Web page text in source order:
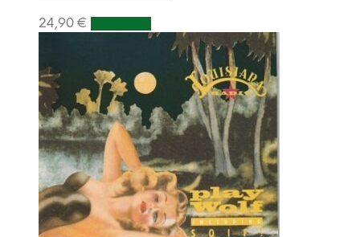
24,90 €